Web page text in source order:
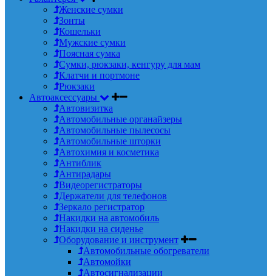
Женские сумки
Зонты
Кошельки
Мужские сумки
Поясная сумка
Сумки, рюкзаки, кенгуру для мам
Клатчи и портмоне
Рюкзаки
Автоаксессуары
Автовизитка
Автомобильные органайзеры
Автомобильные пылесосы
Автомобильные шторки
Автохимия и косметика
Антиблик
Антирадары
Видеорегистраторы
Держатели для телефонов
Зеркало регистратор
Накидки на автомобиль
Накидки на сиденье
Оборудование и инструмент
Автомобильные обогреватели
Автомойки
Автосигнализации